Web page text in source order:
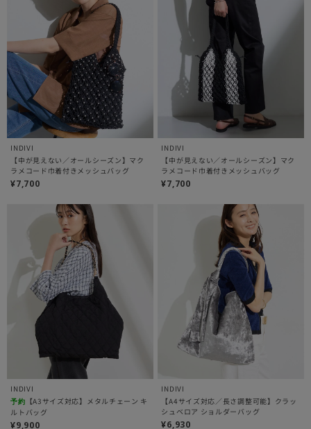
INDIVI
【中が見えない／オールシーズン】マク
ラメコード巾着付きメッシュバッグ
¥7,700
INDIVI
【中が見えない／オールシーズン】マク
ラメコード巾着付きメッシュバッグ
¥7,700
INDIVI
予約 【A3サイズ対応】メタルチェーン キ
ルトバッグ
¥9,900
INDIVI
【A4サイズ対応／長さ調整可能】クラッ
シュベロア ショルダーバッグ
¥6,930